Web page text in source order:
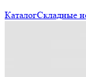
КаталогСкладные